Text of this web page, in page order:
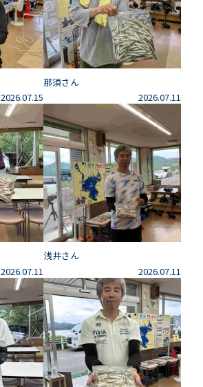
2026.07.15
那須さん
2026.07.11
2026.07.11
浅井さん
2026.07.11